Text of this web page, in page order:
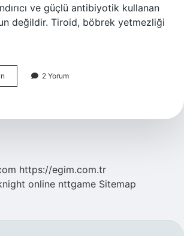
ve güçlü antibiyotik kullanan
değildir. Tiroid, böbrek yetmezliği
Hardal
Rahatsızlıklara
2 Yorum
https://egim.com.tr
online nttgame Sitemap